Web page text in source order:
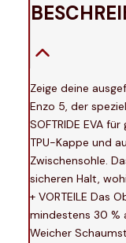
Zeige deine
Enzo 5, der
SOFTRIDE EVA
TPU-Kappe und
Zwischensohle.
sicheren Halt,
+ VORTEILE Das
mindestens 30 %
Weicher